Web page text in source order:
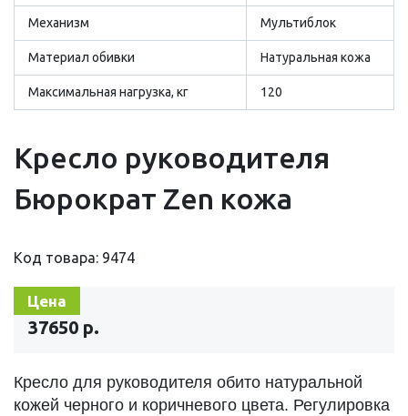
Механизм Мультиблок
Материал обивки Натуральная кожа
Максимальная нагрузка, кг 120
Кресло руководителя
Бюрократ Zen кожа
Код товара: 9474
Цена
37650 р.
Кресло для руководителя обито натуральной
кожей черного и коричневого цвета. Регулировка